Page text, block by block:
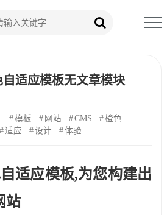
适应模板无文章模块
模板 网站 CMS
橙色
适应 设计 体验
适应模板,为您构建出
站